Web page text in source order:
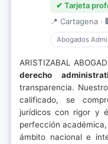
✔ Tarjeta
📍 Cartagena ·
Abogados
ARISTIZABAL
derecho
transparencia.
calificado, se
jurídicos con rigor y
perfección
ámbito nacional e